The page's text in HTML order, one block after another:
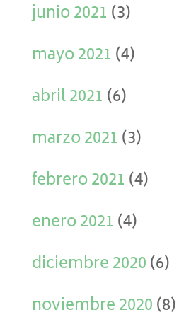
junio 2021 (3)
mayo 2021 (4)
abril 2021 (6)
marzo 2021 (3)
febrero 2021 (4)
enero 2021 (4)
diciembre 2020(6)
noviembre 2020(8)